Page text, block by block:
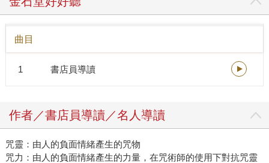
曲目
1 書店員導讀
作者／書店員導讀／名人導讀
咒靈：由人的負面情緒產生的咒物
咒力：由人的負面情緒產生的力量，在咒術師的使用下對抗咒靈